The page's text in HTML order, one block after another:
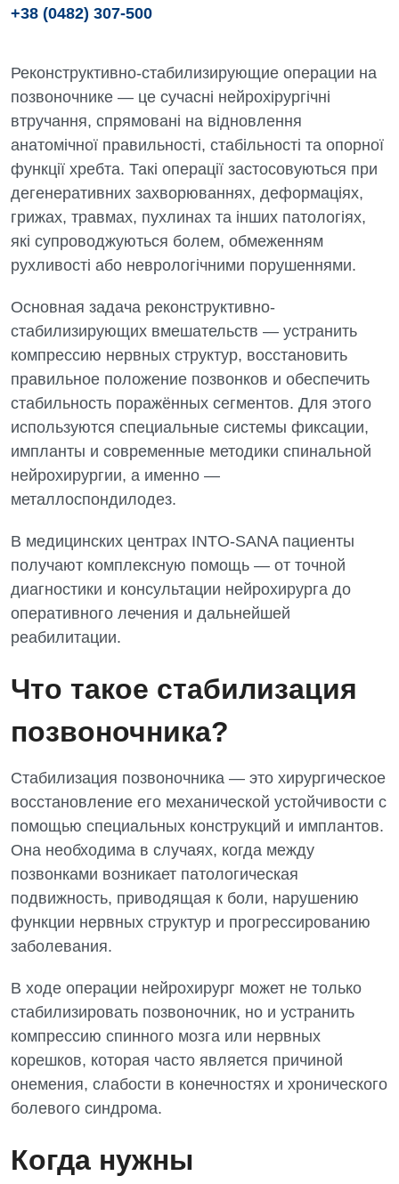
+38 (0482) 307-500
Реконструктивно-стабилизирующие операции на
позвоночнике — це сучасні нейрохірургічні
втручання, спрямовані на відновлення
анатомічної правильності, стабільності та опорної
функції хребта. Такі операції застосовуються при
дегенеративних захворюваннях, деформаціях,
грижах, травмах, пухлинах та інших патологіях,
які супроводжуються болем, обмеженням
рухливості або неврологічними порушеннями.
Основная задача реконструктивно-
стабилизирующих вмешательств — устранить
компрессию нервных структур, восстановить
правильное положение позвонков и обеспечить
стабильность поражённых сегментов. Для этого
используются специальные системы фиксации,
импланты и современные методики спинальной
нейрохирургии, а именно —
металлоспондилодез.
В медицинских центрах INTO-SANA пациенты
получают комплексную помощь — от точной
диагностики и консультации нейрохирурга до
оперативного лечения и дальнейшей
реабилитации.
Что такое стабилизация
позвоночника?
Стабилизация позвоночника — это хирургическое
восстановление его механической устойчивости с
помощью специальных конструкций и имплантов.
Она необходима в случаях, когда между
позвонками возникает патологическая
подвижность, приводящая к боли, нарушению
функции нервных структур и прогрессированию
заболевания.
В ходе операции нейрохирург может не только
стабилизировать позвоночник, но и устранить
компрессию спинного мозга или нервных
корешков, которая часто является причиной
онемения, слабости в конечностях и хронического
болевого синдрома.
Когда нужны